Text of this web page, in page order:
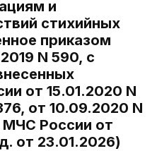
и
стихийных
приказом
N 590, с
от 15.01.2020 N
от 10.09.2020 N
России от
от 23.01.2026)